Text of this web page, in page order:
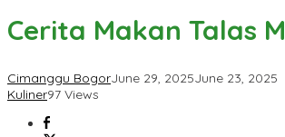
dan
Hambalang
Cerita Makan Talas
Cimanggu BogorJune 29, 2025June 23, 2025
Kuliner97 Views